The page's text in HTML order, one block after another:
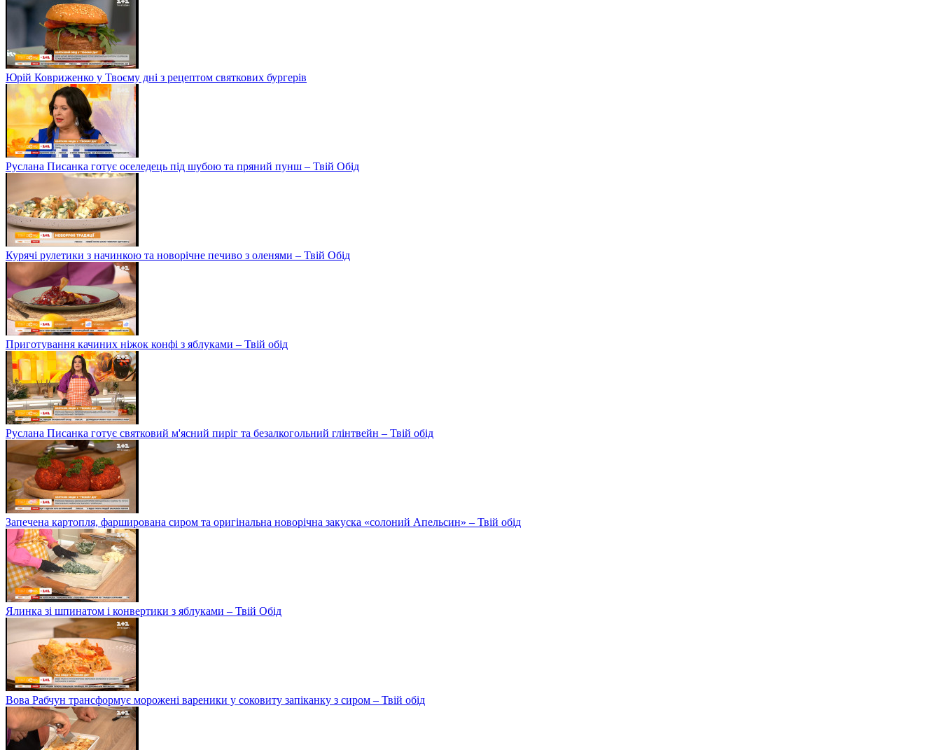
Юрій Ковриженко у Твоєму дні з рецептом святкових бургерів
Руслана Писанка готує оселедець під шубою та пряний пунш – Твій Обід
Курячі рулетики з начинкою та новорічне печиво з оленями – Твій Обід
Приготування качиних ніжок конфі з яблуками – Твій обід
Руслана Писанка готує святковий м'ясний пиріг та безалкогольний глінтвейн – Твій обід
Запечена картопля, фарширована сиром та оригінальна новорічна закуска «солоний Апельсин» – Твій обід
Ялинка зі шпинатом і конвертики з яблуками – Твій Обід
Вова Рабчун трансформує морожені вареники у соковиту запіканку з сиром – Твій обід